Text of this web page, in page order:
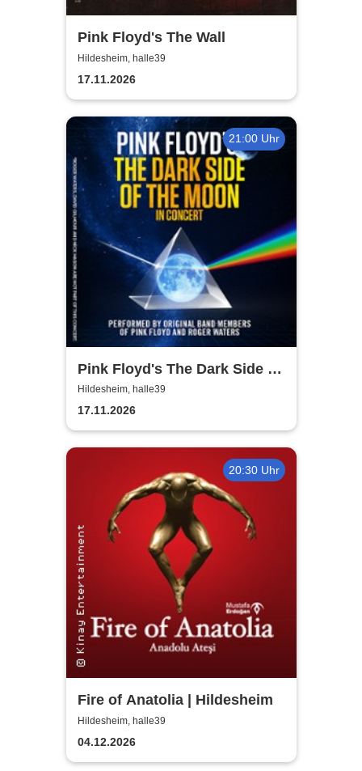
Pink Floyd's The Wall
Hildesheim, halle39
17.11.2026
21:00 Uhr
Pink Floyd's The Dark Side of
the Moon - In Concert
Hildesheim, halle39
17.11.2026
20:30 Uhr
Fire of Anatolia | Hildesheim
Hildesheim, halle39
04.12.2026